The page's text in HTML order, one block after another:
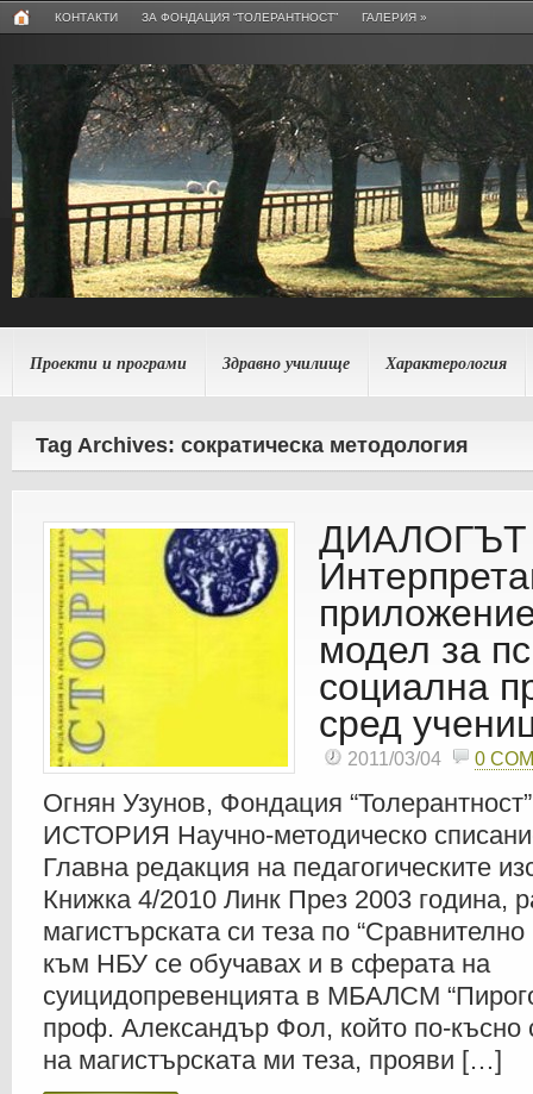
КОНТАКТИ ЗА ФОНДАЦИЯ “ТОЛЕРАНТНОСТ” ГАЛЕРИЯ »
Проекти и програми Здравно училище Характерология
Tag Archives: сократическа методология
модел за
социална
сред
2011/03/04 0
Огнян Узунов, Фондация
ИСТОРИЯ Научно-методическо
Главна редакция на педагогическите
Книжка 4/2010 Линк През 2003 година,
магистърската си теза по “Сравнително
към НБУ се обучавах и в сферата на
суицидопревенцията в МБАЛСМ
проф. Александър Фол, който по-късно
на магистърската ми теза, прояви […]